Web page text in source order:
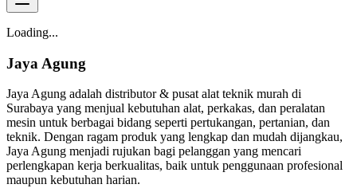
Loading...
Jaya Agung
Jaya Agung adalah distributor & pusat alat teknik murah di
Surabaya yang menjual kebutuhan alat, perkakas, dan peralatan
mesin untuk berbagai bidang seperti pertukangan, pertanian, dan
teknik. Dengan ragam produk yang lengkap dan mudah dijangkau,
Jaya Agung menjadi rujukan bagi pelanggan yang mencari
perlengkapan kerja berkualitas, baik untuk penggunaan profesional
maupun kebutuhan harian.